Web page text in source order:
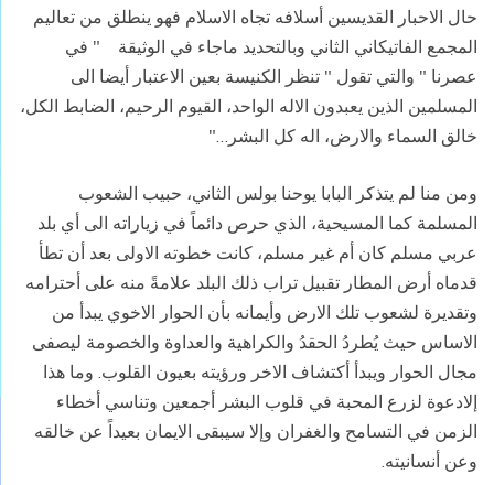
حال الاحبار القديسين أسلافه تجاه الاسلام فهو ينطلق من تعاليم
المجمع الفاتيكاني الثاني وبالتحديد ماجاء في الوثيقة " في
عصرنا " والتي تقول " تنظر الكنيسة بعين الاعتبار أيضا الى
المسلمين الذين يعبدون الاله الواحد، القيوم الرحيم، الضابط الكل،
خالق السماء والارض، اله كل البشر…"
ومن منا لم يتذكر البابا يوحنا بولس الثاني، حبيب الشعوب
المسلمة كما المسيحية، الذي حرص دائماً في زياراته الى أي بلد
عربي مسلم كان أم غير مسلم، كانت خطوته الاولى بعد أن تطأ
قدماه أرض المطار تقبيل تراب ذلك البلد علامةً منه على أحترامه
وتقديرة لشعوب تلك الارض وأيمانه بأن الحوار الاخوي يبدأ من
الاساس حيث يُطردُ الحقدُ والكراهية والعداوة والخصومة ليصفى
مجال الحوار ويبدأ أكتشاف الاخر ورؤيته بعيون القلوب. وما هذا
إلادعوة لزرع المحبة في قلوب البشر أجمعين وتناسي أخطاء
الزمن في التسامح والغفران وإلا سيبقى الايمان بعيداً عن خالقه
وعن أنسانيته.